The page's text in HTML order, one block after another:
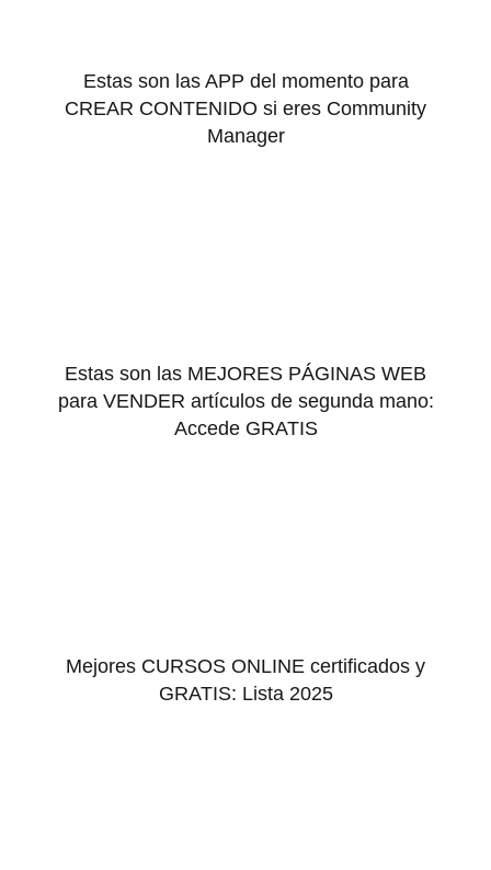
Estas son las APP del momento para
CREAR CONTENIDO si eres Community
Manager
Estas son las MEJORES PÁGINAS WEB
para VENDER artículos de segunda mano:
Accede GRATIS
Mejores CURSOS ONLINE certificados y
GRATIS: Lista 2025